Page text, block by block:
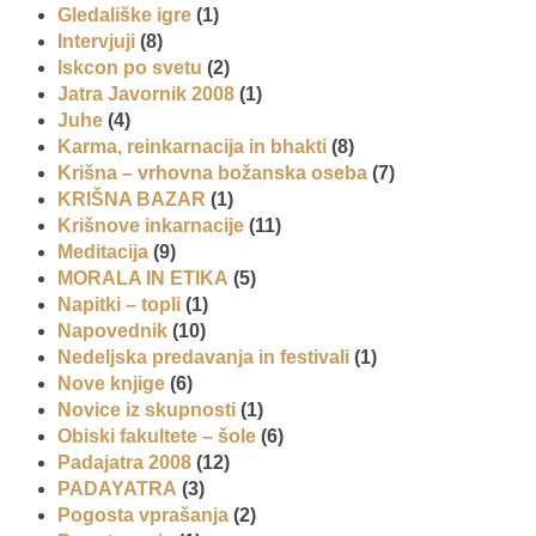
Gledališke igre (1)
Intervjuji (8)
Iskcon po svetu (2)
Jatra Javornik 2008 (1)
Juhe (4)
Karma, reinkarnacija in bhakti (8)
Krišna – vrhovna božanska oseba (7)
KRIŠNA BAZAR (1)
Krišnove inkarnacije (11)
Meditacija (9)
MORALA IN ETIKA (5)
Napitki – topli (1)
Napovednik (10)
Nedeljska predavanja in festivali (1)
Nove knjige (6)
Novice iz skupnosti (1)
Obiski fakultete – šole (6)
Padajatra 2008 (12)
PADAYATRA (3)
Pogosta vprašanja (2)